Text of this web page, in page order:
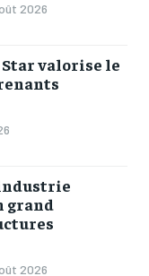
2026
Star valorise le
grand
2026